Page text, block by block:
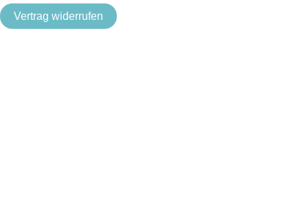
Vertrag widerrufen